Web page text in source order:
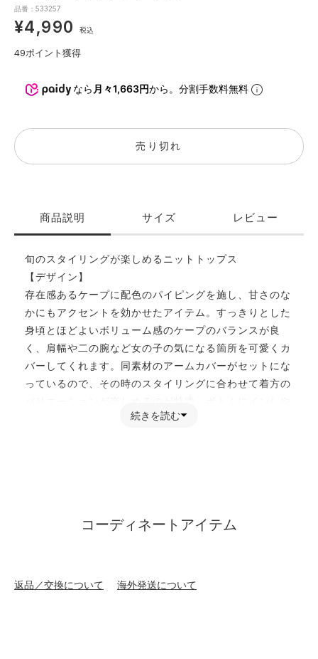
品番：533257
¥4,990 税込
49ポイント獲得
なら 月々1,663円から。分割手数料無料
売り切れ
商品説明 サイズ レビュー
旬のスタイリングが楽しめるニットトップス
【デザイン】
存在感あるケープに配色のパイピングを施し、甘さのな
かにもアクセントを効かせたアイテム。すっきりとした
身頃とほどよいボリューム感のケープのバランスが良
く、肩幅や二の腕など女の子の気になる箇所を可愛くカ
バーしてくれます。同素材のアームカバーがセットにな
っているので、その時のスタイリングに合わせて着方の
すいやや長めの着丈で、スカートはもちろんパンツスタ
「カートに入れる」ボタンの右横にあるハートマークを
続きを読む
コーディネートアイテム
返品／交換について 海外発送について